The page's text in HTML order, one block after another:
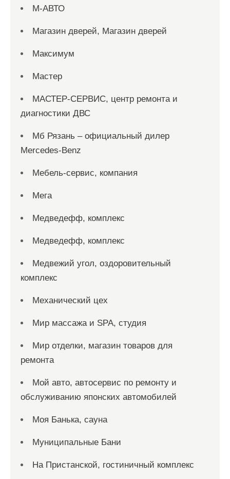
М-АВТО
Магазин дверей, Магазин дверей
Максимум
Мастер
МАСТЕР-СЕРВИС, центр ремонта и
диагностики ДВС
Мб Рязань – официальный дилер
Mercedes-Benz
Мебель-сервис, компания
Мега
Медведефф, комплекс
Медведефф, комплекс
Медвежий угол, оздоровительный
комплекс
Механический цех
Мир массажа и SPA, студия
Мир отделки, магазин товаров для
ремонта
Мой авто, автосервис по ремонту и
обслуживанию японских автомобилей
Моя Банька, сауна
Муниципальные Бани
На Пристанской, гостиничный комплекс